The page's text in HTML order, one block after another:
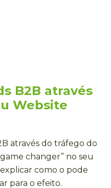
B2B através
Website
através do tráfego do
changer” no seu
como o pode
para o efeito.